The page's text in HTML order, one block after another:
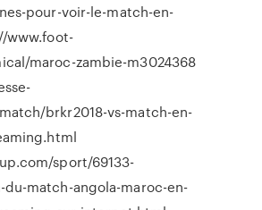
pour-voir-le-match-en-
www.foot-
maroc-zambie-m3024368
brkr2018-vs-match-en-
sport/69133-
du-match-angola-maroc-en-